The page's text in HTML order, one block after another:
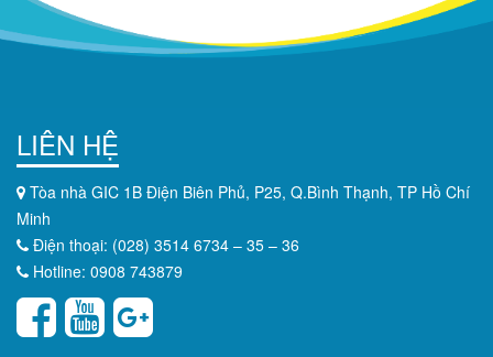
LIÊN HỆ
Tòa nhà GIC 1B Điện Biên Phủ, P25, Q.Bình Thạnh, TP Hồ Chí
Minh
Điện thoại: (028) 3514 6734 – 35 – 36
Hotline: 0908 743879